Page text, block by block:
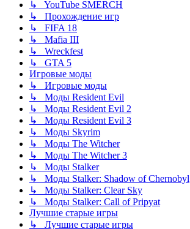
↳ YouTube SMERCH
↳ Прохождение игр
↳ FIFA 18
↳ Mafia III
↳ Wreckfest
↳ GTA 5
Игровые моды
↳ Игровые моды
↳ Моды Resident Evil
↳ Моды Resident Evil 2
↳ Моды Resident Evil 3
↳ Моды Skyrim
↳ Моды The Witcher
↳ Моды The Witcher 3
↳ Моды Stalker
↳ Моды Stalker: Shadow of Chernobyl
↳ Моды Stalker: Clear Sky
↳ Моды Stalker: Call of Pripyat
Лучшие старые игры
↳ Лучшие старые игры